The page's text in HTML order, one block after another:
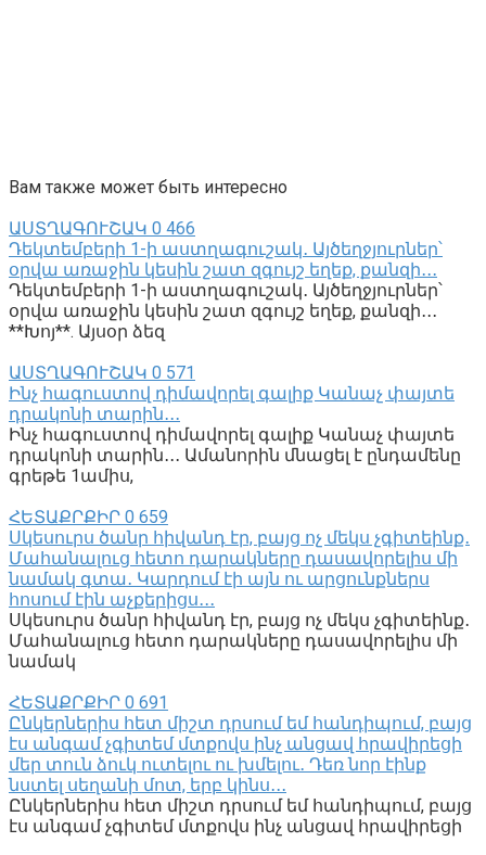
Вам также может быть интересно
ԱՍՏՂԱԳՈՒՇԱԿ 0 466
Դեկտեմբերի 1-ի աստղագուշակ․ Այծեղջյուրներ՝
օրվա առաջին կեսին շատ զգույշ եղեք, քանզի․․․
Դեկտեմբերի 1-ի աստղագուշակ․ Այծեղջյուրներ՝
օրվա առաջին կեսին շատ զգույշ եղեք, քանզի․․․
**Խոյ**. Այսօր ձեզ
ԱՍՏՂԱԳՈՒՇԱԿ 0 571
Ինչ հագուստով դիմավորել գալիք Կանաչ փայտե
դրակոնի տարին․․․
Ինչ հագուստով դիմավորել գալիք Կանաչ փայտե
դրակոնի տարին․․․ Ամանորին մնացել է ընդամենը
գրեթե 1ամիս,
ՀԵՏԱՔՐՔԻՐ 0 659
Սկեսուրս ծանր հիվանդ էր, բայց ոչ մեկս չգիտեինք․
Մահանալուց հետո դարակները դասավորելիս մի
նամակ գտա․ Կարդում էի այն ու արցունքներս
հոսում էին աչքերիցս․․․
Սկեսուրս ծանր հիվանդ էր, բայց ոչ մեկս չգիտեինք․
Մահանալուց հետո դարակները դասավորելիս մի
նամակ
ՀԵՏԱՔՐՔԻՐ 0 691
Ընկերներիս հետ միշտ դրսում եմ հանդիպում, բայց
էս անգամ չգիտեմ մտքովս ինչ անցավ հրավիրեցի
մեր տուն ձուկ ուտելու ու խմելու․ Դեռ նոր էինք
նստել սեղանի մոտ, երբ կինս․․․
Ընկերներիս հետ միշտ դրսում եմ հանդիպում, բայց
էս անգամ չգիտեմ մտքովս ինչ անցավ հրավիրեցի